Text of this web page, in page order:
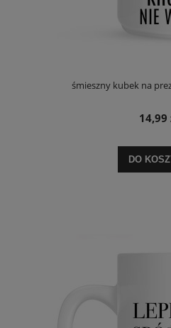
śmieszny kubek na
14,99
DO